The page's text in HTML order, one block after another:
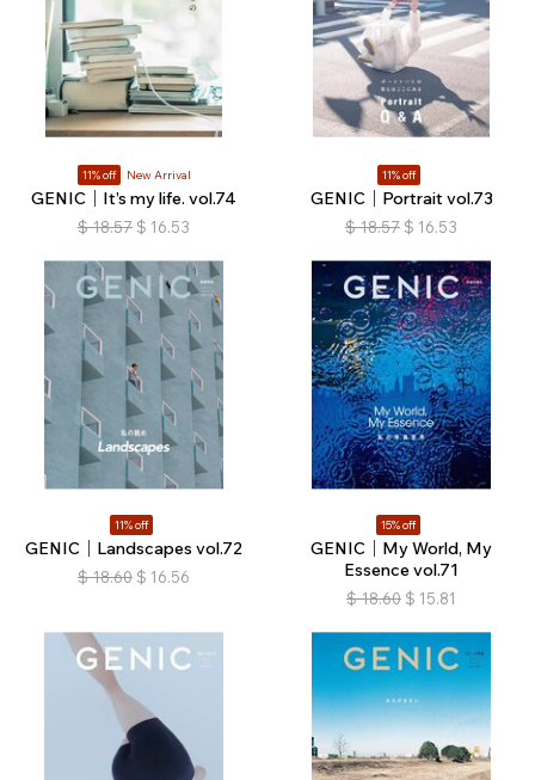
11% off New Arrival
GENIC｜It’s my life. vol.74
$ 18.57 $ 16.53
11% off
GENIC｜Portrait vol.73
$ 18.57 $ 16.53
11% off
GENIC｜Landscapes vol.72
$ 18.60 $ 16.56
15% off
GENIC｜My World, My
Essence vol.71
$ 18.60 $ 15.81